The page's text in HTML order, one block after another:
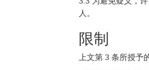
人。
限制
上文第 3 条所授予